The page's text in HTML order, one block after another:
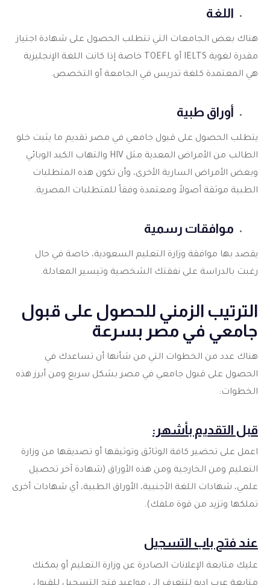
اللغة
هناك بعض الجامعات التي تتطلب الحصول على شهادة اجتياز
مقدرة لغوية IELTS أو TOEFL خاصة إذا كانت اللغة الإنجليزية
هي المعتمدة كلغة تدريس في الجامعة أو التخصص.
أوراق طبية
يتطلب الحصول على قبول جامعي في مصر تقديم ما يثبت خلو
الطالب من الأمراض المعدية مثل HIV والتهاب الكبد الوبائي
وبعض الأمراض السارية الأخرى، وأن تكون هذه المتطلبات
الطبية موثقة أصولاً ومعتمدة وفقاً للمتطلبات المصرية.
موافقات رسمية
يقصد بها موافقة وزارة التعليم السعودية، خاصة في حال
رغبت بالدراسة على نفقتك الشخصية وتيسير المعادلة.
الترتيب الزمني للحصول على قبول
جامعي في مصر بسرعة
هناك عدد من الخطوات التي من شأنها أن تساعدك في
الحصول على قبول جامعي في مصر بشكل سريع ومن أبرز هذه
الخطوات:
قبل التقديم بأشهر:
اعمل على تحضير كافة الوثائق وتوثيقها أو تصديقها من وزارة
التعليم ومن الخارجية ومن هذه الأوراق (شهادة آخر تحصيل
علمي، شهادات اللغة الأجنبية، الأوراق الطبية، أي شهادات أخرى
تملكها وتزيد من قوة ملفك).
عند فتح باب التسجيل
عليك متابعة الإعلانات الصادرة عن وزارة التعليم أو يمكنك